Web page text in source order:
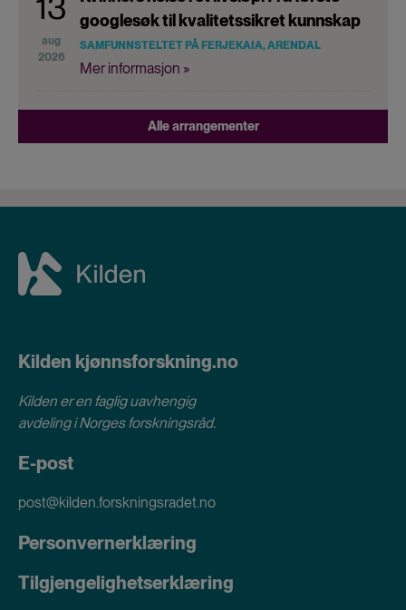
aug
2026
googlesøk til kvalitetssikret kunnskap
SAMFUNNSTELTET PÅ FERJEKAIA, ARENDAL
Mer informasjon »
Alle arrangementer
Kilden kjønnsforskning.no
Kilden er en faglig uavhengig
avdeling iNorges forskningsråd.
E-post
post@kilden.forskningsradet.no
Personvernerklæring
Tilgjengelighetserklæring